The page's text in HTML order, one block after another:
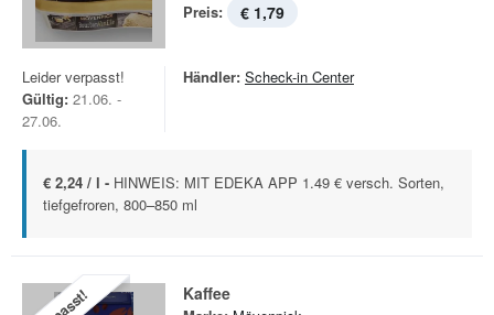
Preis: € 1,79
Leider verpasst!
Gültig: 21.06. -
27.06.
Händler: Scheck-in Center
€ 2,24 / l - HINWEIS: MIT EDEKA APP 1.49 € versch. Sorten,
tiefgefroren, 800–850 ml
Kaffee